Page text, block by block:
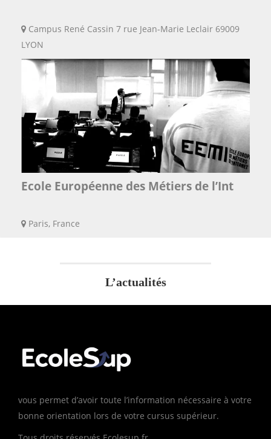
Campus René Cassin 7 rue Jean-Marie Leclair 69009
LYON
Ecole Européenne des Métiers de l’Int
Paris, France
L’actualités
vous permet d’avoir toute l’information nécessaire à votre
bonne orientation lors de votre cursus supérieur.